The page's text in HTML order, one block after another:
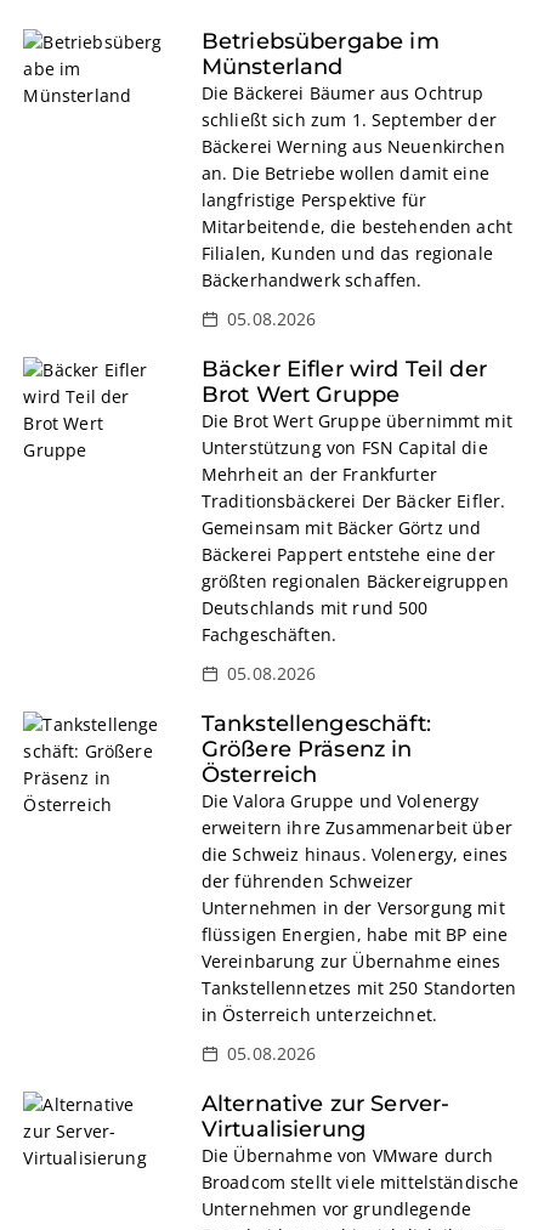
Betriebsübergabe im
Münsterland
Die Bäckerei Bäumer aus Ochtrup
schließt sich zum 1. September der
Bäckerei Werning aus Neuenkirchen
an. Die Betriebe wollen damit eine
langfristige Perspektive für
Mitarbeitende, die bestehenden acht
Filialen, Kunden und das regionale
Bäckerhandwerk schaffen.
05.08.2026
Bäcker Eifler wird Teil der
Brot Wert Gruppe
Die Brot Wert Gruppe übernimmt mit
Unterstützung von FSN Capital die
Mehrheit an der Frankfurter
Traditionsbäckerei Der Bäcker Eifler.
Gemeinsam mit Bäcker Görtz und
Bäckerei Pappert entstehe eine der
größten regionalen Bäckereigruppen
Deutschlands mit rund 500
Fachgeschäften.
05.08.2026
Tankstellengeschäft:
Größere Präsenz in
Österreich
Die Valora Gruppe und Volenergy
erweitern ihre Zusammenarbeit über
die Schweiz hinaus. Volenergy, eines
der führenden Schweizer
Unternehmen in der Versorgung mit
flüssigen Energien, habe mit BP eine
Vereinbarung zur Übernahme eines
Tankstellennetzes mit 250 Standorten
in Österreich unterzeichnet.
05.08.2026
Alternative zur Server-
Virtualisierung
Die Übernahme von VMware durch
Broadcom stellt viele mittelständische
Unternehmen vor grundlegende